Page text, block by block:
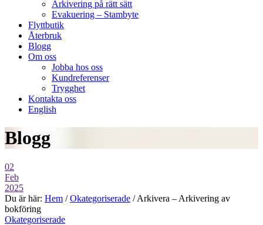
Arkivering på rätt sätt
Evakuering – Stambyte
Flyttbutik
Återbruk
Blogg
Om oss
Jobba hos oss
Kundreferenser
Trygghet
Kontakta oss
English
Blogg
02
Feb
2025
Du är här: Hem / Okategoriserade /Arkivera – Arkivering av
bokföring
Okategoriserade